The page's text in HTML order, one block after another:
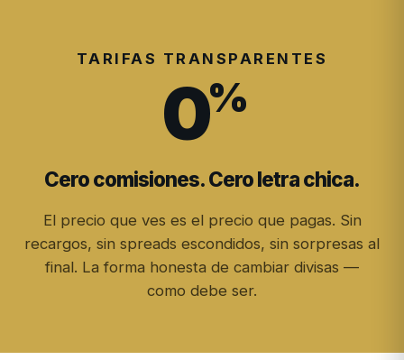
TARIFAS TRANSPARENTES
0%
Cero comisiones. Cero letra chica.
El precio que ves es el precio que pagas. Sin
recargos, sin spreads escondidos, sin sorpresas al
final. La forma honesta de cambiar divisas —
como debe ser.